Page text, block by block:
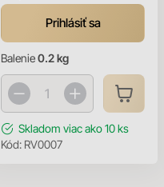
Prihlásiť sa
Balenie0.2 kg
Skladom viac ako 10 ks
Kód: RV0007